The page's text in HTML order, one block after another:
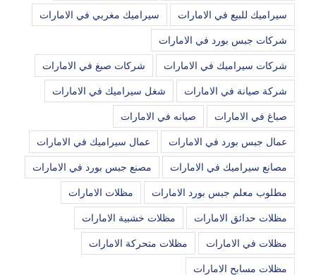
سيراميك للبيع في الامارات سيراميك مغربي في الامارات
شركات جبس بورد في الامارات
شركات سيراميك في الامارات شركات صبغ في الامارات
شركة صيانة في الامارات شغل سيراميك في الامارات
صباغ في الامارات صيانه في الامارات
عمال جبس بورد في الامارات عمال سيراميك في الامارات
مصانع سيراميك في الامارات مصنع جبس بورد في الامارات
مطلوب معلم جبس بورد الامارات مظلات الامارات
مظلات حدائق الامارات مظلات خشبية الامارات
مظلات في الامارات مظلات متحركة الامارات
مظلات مسابح الامارات